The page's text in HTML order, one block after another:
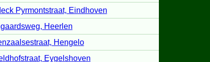
Pyrmontstraat, Eindhoven
Heerlen
Hengelo
Eygelshoven